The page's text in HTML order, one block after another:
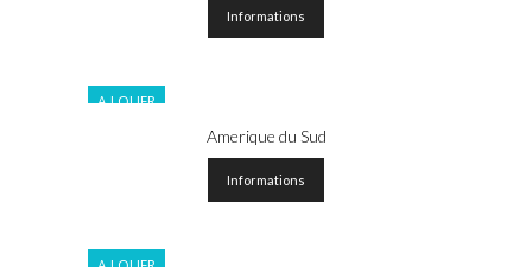
Informations
A LOUER
Amerique du Sud
Informations
A LOUER